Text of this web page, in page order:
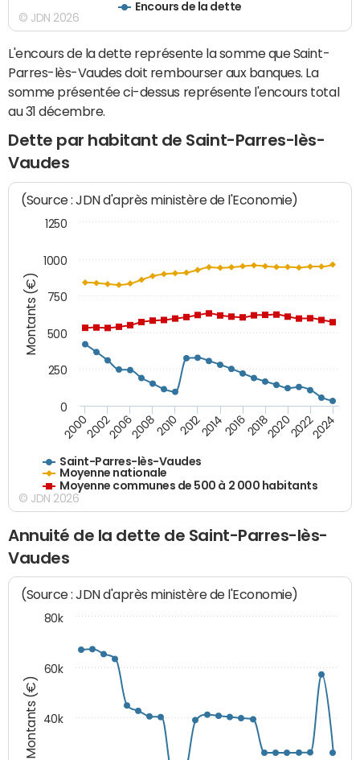
Encours de la dette
© JDN 2026
L'encours de la dette représente la somme que Saint-
Parres-lès-Vaudes doit rembourser aux banques. La
somme présentée ci-dessus représente l'encours total
au 31 décembre.
Dette par habitant de Saint-Parres-lès-
Vaudes
Montants (€)
(Source : JDN d'après ministère de l'Economie)
Saint-Parres-lès-Vaudes
Moyenne nationale
Moyenne communes de 500 à 2 000 habitants
200020022006200820102012201420162018202020222024
0
250
500
750
1000
1250
© JDN 2026
Annuité de la dette de Saint-Parres-lès-
Vaudes
Montants (€)
(Source : JDN d'après ministère de l'Economie)
40k
60k
80k